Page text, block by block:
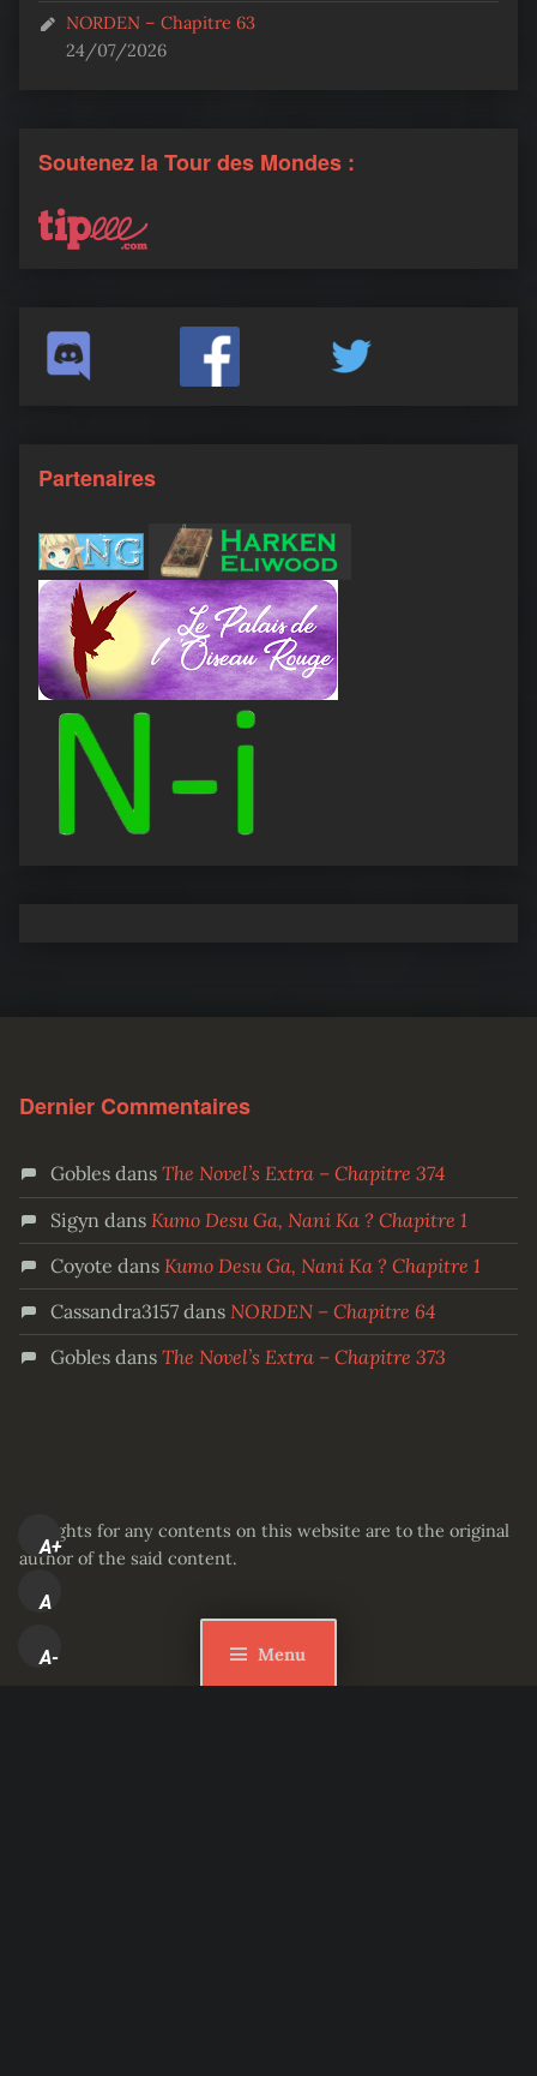
Menu
NORDEN – Chapitre 63
24/07/2026
Soutenez la Tour des Mondes :
Partenaires
Dernier Commentaires
Goblesdans The Novel’s Extra – Chapitre 374
Sigyn dans Kumo Desu Ga, Nani Ka ? Chapitre 1
Coyote dans Kumo Desu Ga, Nani Ka ? Chapitre 1
Cassandra3157dans NORDEN – Chapitre 64
Goblesdans The Novel’s Extra – Chapitre 373
All rights for any contents on this website are to the original
author of the said content.
A+
A
A-